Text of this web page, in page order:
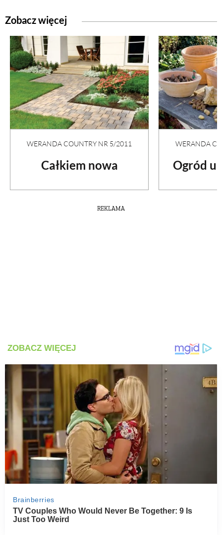
Zobacz więcej
WERANDA COUNTRY NR 5/2011
Całkiem nowa
WERANDA
Ogród u
REKLAMA